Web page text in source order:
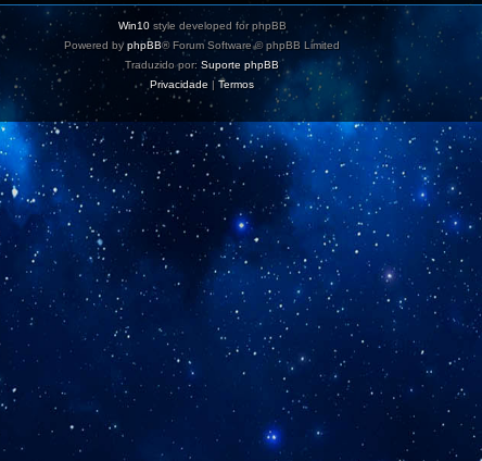
Win10style developed for phpBB
Powered byphpBB® Forum Software © phpBB Limited
Traduzido por: Suporte phpBB
Privacidade | Termos